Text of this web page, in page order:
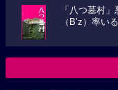
「八つ墓村
（B’z）率い